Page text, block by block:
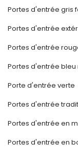
Portes d'entrée gris
Portes d'entrée
Portes d'entrée
Portes d'entrée bleu
Porte d'entrée verte
Portes d'entrée
Portes d'entrée en
Portes d'entrée en